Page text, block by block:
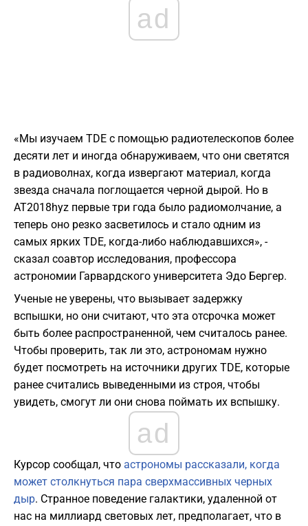
ad
«Мы изучаем TDE с помощью радиотелескопов более
десяти лет и иногда обнаруживаем, что они светятся
в радиоволнах, когда извергают материал, когда
звезда сначала поглощается черной дырой. Но в
AT2018hyz первые три года было радиомолчание, а
теперь оно резко засветилось и стало одним из
самых ярких TDE, когда-либо наблюдавшихся», -
сказал соавтор исследования, профессора
астрономии Гарвардского университета Эдо Бергер.
Ученые не уверены, что вызывает задержку
вспышки, но они считают, что эта отсрочка может
быть более распространенной, чем считалось ранее.
Чтобы проверить, так ли это, астрономам нужно
будет посмотреть на источники других TDE, которые
ранее считались выведенными из строя, чтобы
увидеть, смогут ли они снова поймать их вспышку.
ad
Курсор сообщал, что астрономы рассказали, когда
может столкнуться пара сверхмассивных черных
дыр. Странное поведение галактики, удаленной от
нас на миллиард световых лет, предполагает, что в